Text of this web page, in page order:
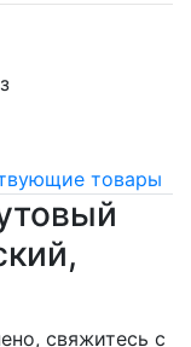
товары
свяжитесь с